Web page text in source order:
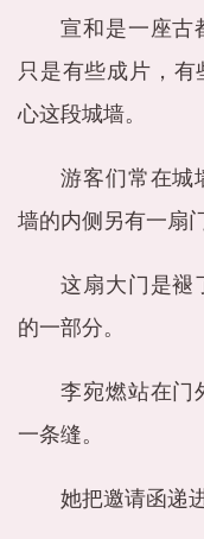
宣和是一座古
只是有些成片，
心这段城墙。
游客们常在城
墙的内侧另有一扇门
这扇大门是褪
的一部分。
李宛燃站在门
一条缝。
她把邀请函递